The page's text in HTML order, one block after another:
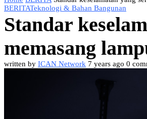
BERITATeknologi & Bahan Bangunan
Standar
memasang
written by ICAN Network 7 years ago 0